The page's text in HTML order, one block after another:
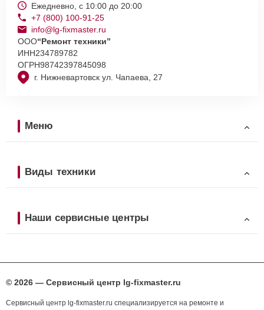
г. Нижневартовск ул. Чапаева, 27
Ежедневно, с 10:00 до 20:00
+7 (800) 100-91-25
info@lg-fixmaster.ru
ООО“Ремонт техники”
ИНН234789782
ОГРН98742397845098
Меню
Виды техники
Наши сервисные центры
© 2026 — Сервисный центр lg-fixmaster.ru
Сервисный центр lg-fixmaster.ru специализируется на ремонте и